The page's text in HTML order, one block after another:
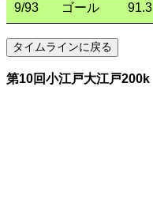
9/93 ゴール 91.3
第10回小江戸大江戸200k